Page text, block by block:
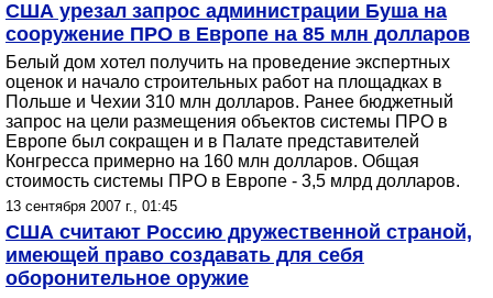
США урезал запрос администрации Буша на
сооружение ПРО в Европе на 85 млн долларов
Белый дом хотел получить на проведение экспертных
оценок и начало строительных работ на площадках в
Польше и Чехии 310 млн долларов. Ранее бюджетный
запрос на цели размещения объектов системы ПРО в
Европе был сокращен и в Палате представителей
Конгресса примерно на 160 млн долларов. Общая
стоимость системы ПРО в Европе - 3,5 млрд долларов.
13 сентября 2007 г., 01:45
США считают Россию дружественной страной,
имеющей право создавать для себя
оборонительное оружие